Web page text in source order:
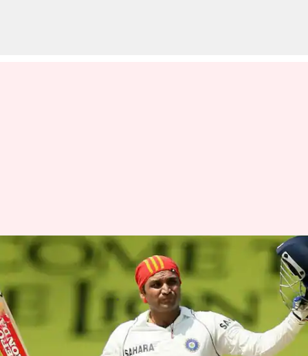
సెహ్వాగ్‌ని బ్యాట్‌తో కొడతానని
హెచ్చరించిన సచిన్ టెండుల్కర్
Mar 21, 2023 01:50 pm
ఈ వార్తాకథనం ఏంటి